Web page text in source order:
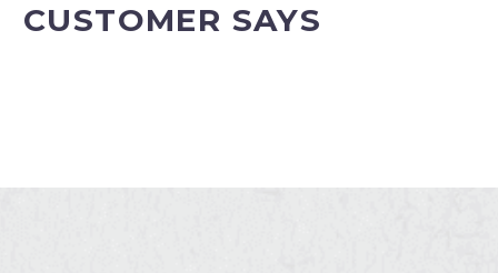
CUSTOMER SAYS